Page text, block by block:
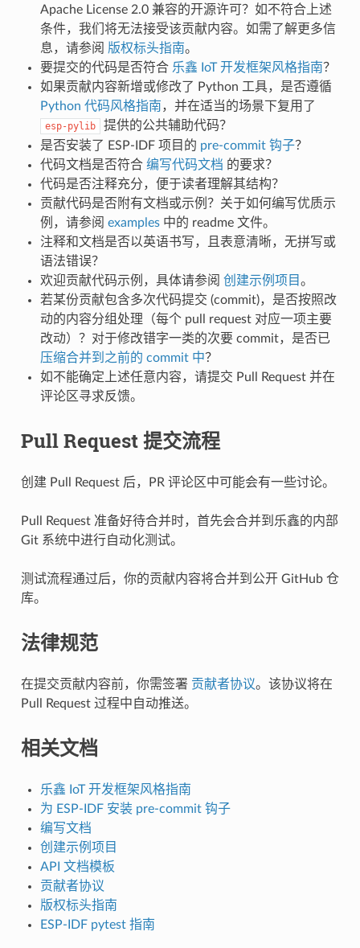
Apache License 2.0 兼容的开源许可？如不符合上述
条件，我们将无法接受该贡献内容。如需了解更多信
息，请参阅 版权标头指南。
要提交的代码是否符合 乐鑫 IoT 开发框架风格指南？
如果贡献内容新增或修改了 Python 工具，是否遵循
Python 代码风格指南，并在适当的场景下复用了
esp-pylib
提供的公共辅助代码？
是否安装了 ESP-IDF 项目的 pre-commit 钩子？
代码文档是否符合 编写代码文档 的要求？
代码是否注释充分，便于读者理解其结构？
贡献代码是否附有文档或示例？关于如何编写优质示
例，请参阅 examples中的 readme 文件。
注释和文档是否以英语书写，且表意清晰，无拼写或
语法错误？
欢迎贡献代码示例，具体请参阅 创建示例项目。
若某份贡献包含多次代码提交 (commit)，是否按照改
动的内容分组处理（每个 pull request 对应一项主要
改动）？对于修改错字一类的次要 commit，是否已
压缩合并到之前的 commit 中？
如不能确定上述任意内容，请提交 Pull Request 并在
评论区寻求反馈。
Pull Request 提交流程
创建 Pull Request 后，PR 评论区中可能会有一些讨论。
Pull Request 准备好待合并时，首先会合并到乐鑫的内部
Git 系统中进行自动化测试。
测试流程通过后，你的贡献内容将合并到公开 GitHub 仓
库。
法律规范
在提交贡献内容前，你需签署 贡献者协议。该协议将在
Pull Request 过程中自动推送。
相关文档
乐鑫 IoT 开发框架风格指南
为 ESP-IDF 安装 pre-commit 钩子
编写文档
创建示例项目
API 文档模板
贡献者协议
版权标头指南
ESP-IDF pytest 指南